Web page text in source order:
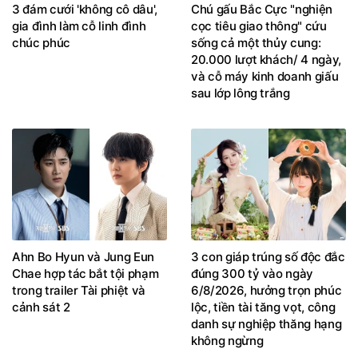
3 đám cưới 'không cô dâu',
gia đình làm cỗ linh đình
chúc phúc
Chú gấu Bắc Cực "nghiện
cọc tiêu giao thông" cứu
sống cả một thủy cung:
20.000 lượt khách/ 4 ngày,
và cỗ máy kinh doanh giấu
sau lớp lông trắng
Ahn Bo Hyun và Jung Eun
Chae hợp tác bắt tội phạm
trong trailer Tài phiệt và
cảnh sát 2
3 con giáp trúng số độc đắc
đúng 300 tỷ vào ngày
6/8/2026, hưởng trọn phúc
lộc, tiền tài tăng vọt, công
danh sự nghiệp thăng hạng
không ngừng